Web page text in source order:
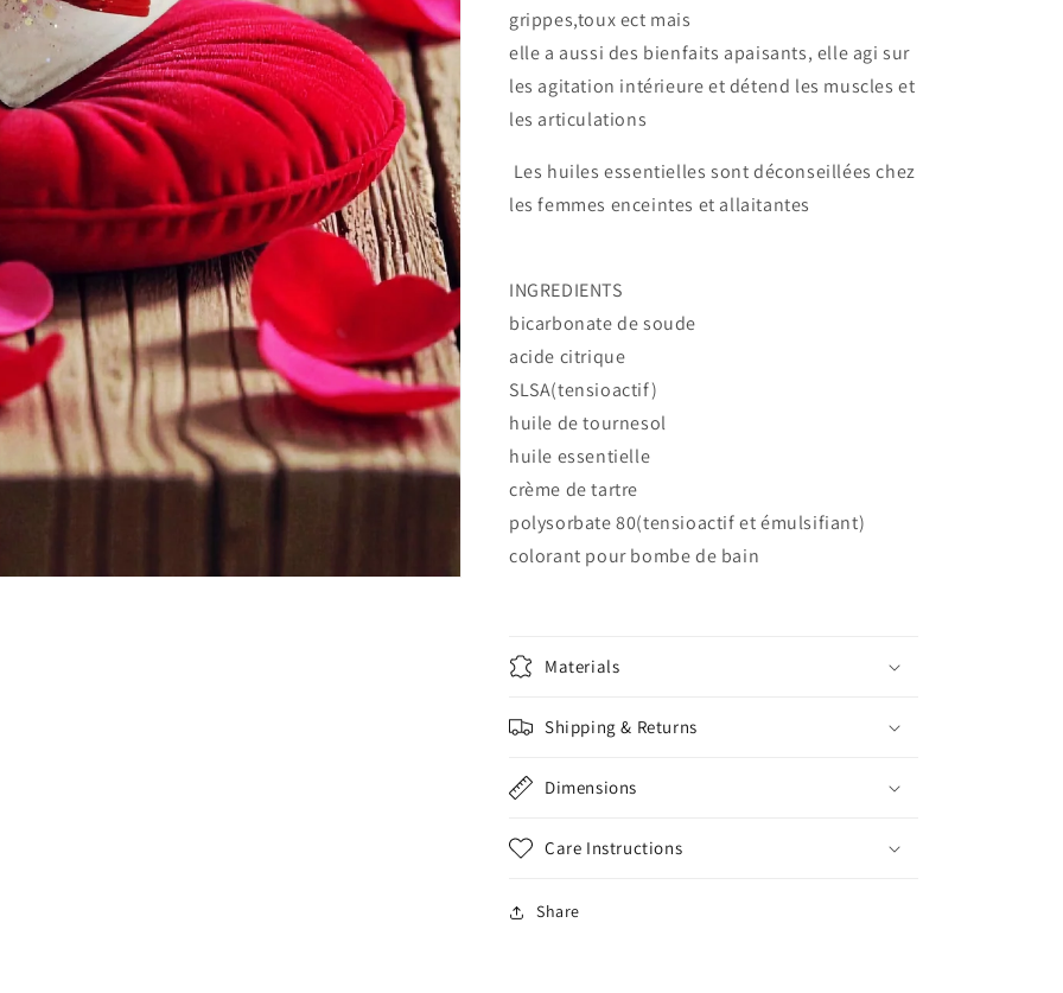
grippes,toux ect mais
elle a aussi des bienfaits apaisants, elle agi sur
les agitation intérieure et détend les muscles et
les articulations
Les huiles essentielles sont déconseillées chez
les femmes enceintes et allaitantes
INGREDIENTS
bicarbonate de soude
acide citrique
SLSA(tensioactif)
huile de tournesol
huile essentielle
crème de tartre
polysorbate 80(tensioactif et émulsifiant)
colorant pour bombe de bain
Materials
Shipping & Returns
Dimensions
Care Instructions
Share